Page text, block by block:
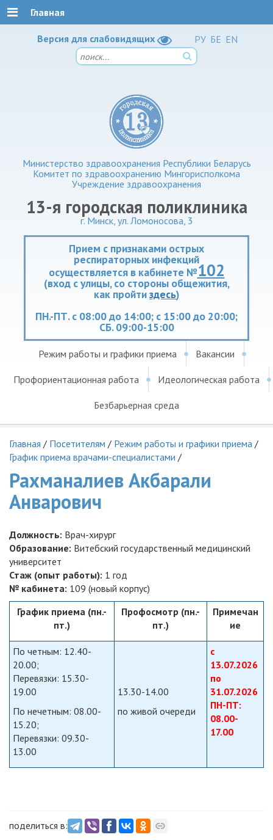
Версия для слабовидящих РУ БЕ EN
Министерство здравоохранения Республики Беларусь
Комитет по здравоохранению Мингорисполкома
Учреждение здравоохранения
13-я городская поликлиника
г. Минск, ул. Ломоносова, 3
Прием с признаками острых
респираторных инфекций
осуществляется в кабинете №102
(вход с улицы, со стороны общежития,
как пройтиздесь)
ПН.-ПТ. с 08:00 до 14:00; с 15:00 до 20:00;
СБ. 09:00-15:00
Главная
Режим работы и графики приема Вакансии
Профориентационная работа Идеологическая работа
Безбарьерная среда
Главная / Посетителям / Режим работы и графики приема /
График приема врачами-специалистами /
Рахманалиев Акбарали
Анварович
Должность: Врач-хирург
Образование: Витебский государственный медицинский
университет
Стаж (опыт работы): 1 год
№ кабинета: 109 (новый корпус)
График приема (пн.-
пт.)
Профосмотр (пн.-
пт.)
Примечан
ие
По четным: 12.40-
20.00;
Перевязки: 15.30-
19.00
По нечетным: 08.00-
15.20;
Перевязки: 09.30-
13.00
13.30-14.00
по живой очереди
с
13.07.2026
по
31.07.2026
ПН-ПТ:
08.00-
17.00
поделиться в: